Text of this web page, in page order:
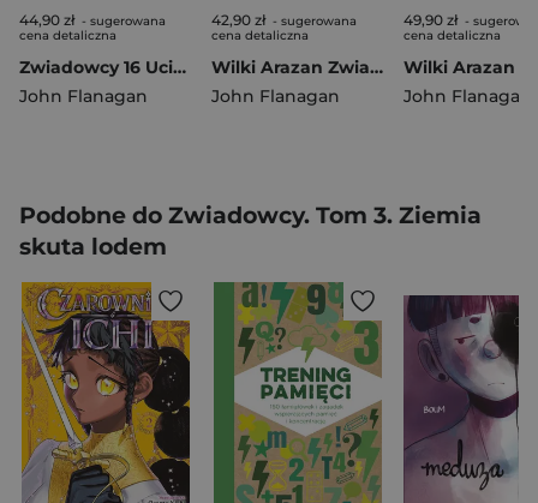
44,90 zł - sugerowana
cena detaliczna
Zwiadowcy 16 Ucieczka z zamku Falaise
John Flanagan
42,90 zł - sugerowana
cena detaliczna
Wilki Arazan Zwiadowcy Tom 17
John Flanagan
49,90 zł -
cena detaliczna
John Flanagan
Podobne do Zwiadowcy. Tom 3. Ziemia
skuta lodem